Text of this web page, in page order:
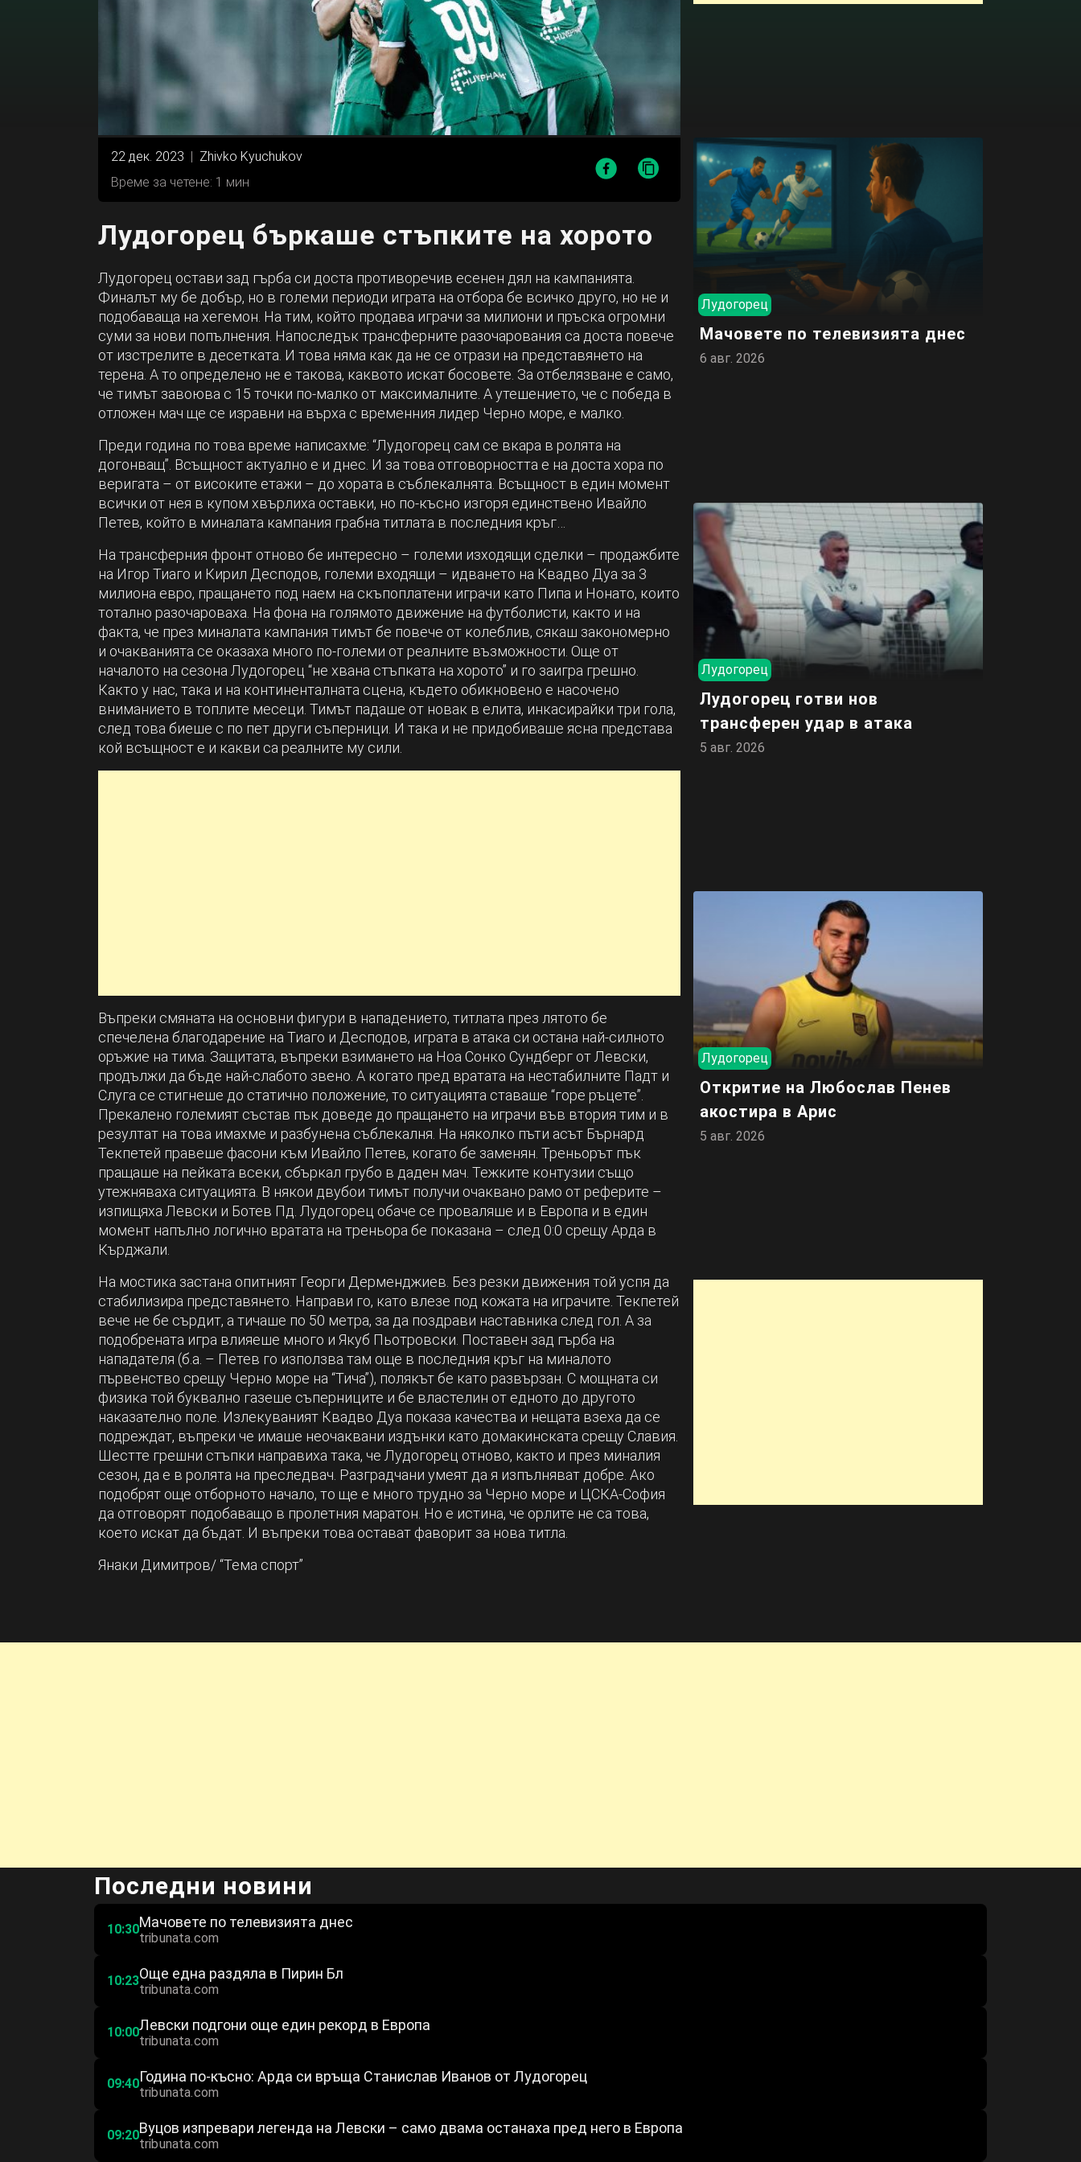
22 дек. 2023 | Zhivko Kyuchukov
Време за четене: 1 мин
Лудогорец бъркаше стъпките на хорото
Лудогорец остави зад гърба си доста противоречив есенен дял на кампанията.
Финалът му бе добър, но в големи периоди играта на отбора бе всичко друго, но не и
подобаваща на хегемон. На тим, който продава играчи за милиони и пръска огромни
суми за нови попълнения. Напоследък трансферните разочарования са доста повече
от изстрелите в десетката. И това няма как да не се отрази на представянето на
терена. А то определено не е такова, каквото искат босовете. За отбелязване е само,
че тимът завоюва с 15 точки по-малко от максималните. А утешението, че с победа в
отложен мач ще се изравни на върха с временния лидер Черно море, е малко.
Преди година по това време написахме: “Лудогорец сам се вкара в ролята на
догонващ”. Всъщност актуално е и днес. И за това отговорността е на доста хора по
веригата – от високите етажи – до хората в съблекалнята. Всъщност в един момент
всички от нея в купом хвърлиха оставки, но по-късно изгоря единствено Ивайло
Петев, който в миналата кампания грабна титлата в последния кръг…
На трансферния фронт отново бе интересно – големи изходящи сделки – продажбите
на Игор Тиаго и Кирил Десподов, големи входящи – идването на Квадво Дуа за 3
милиона евро, пращането под наем на скъпоплатени играчи като Пипа и Нонато, които
тотално разочароваха. На фона на голямото движение на футболисти, както и на
факта, че през миналата кампания тимът бе повече от колеблив, сякаш закономерно
и очакванията се оказаха много по-големи от реалните възможности. Още от
началото на сезона Лудогорец “не хвана стъпката на хорото” и го заигра грешно.
Както у нас, така и на континенталната сцена, където обикновено е насочено
вниманието в топлите месеци. Тимът падаше от новак в елита, инкасирайки три гола,
след това биеше с по пет други съперници. И така и не придобиваше ясна представа
кой всъщност е и какви са реалните му сили.
Въпреки смяната на основни фигури в нападението, титлата през лятото бе
спечелена благодарение на Тиаго и Десподов, играта в атака си остана най-силното
оръжие на тима. Защитата, въпреки взимането на Ноа Сонко Сундберг от Левски,
продължи да бъде най-слабото звено. А когато пред вратата на нестабилните Падт и
Слуга се стигнеше до статично положение, то ситуацията ставаше “горе ръцете”.
Прекалено големият състав пък доведе до пращането на играчи във втория тим и в
резултат на това имахме и разбунена съблекалня. На няколко пъти асът Бърнард
Текпетей правеше фасони към Ивайло Петев, когато бе заменян. Треньорът пък
пращаше на пейката всеки, сбъркал грубо в даден мач. Тежките контузии също
утежняваха ситуацията. В някои двубои тимът получи очаквано рамо от реферите –
изпищяха Левски и Ботев Пд. Лудогорец обаче се проваляше и в Европа и в един
момент напълно логично вратата на треньора бе показана – след 0:0 срещу Арда в
Кърджали.
На мостика застана опитният Георги Дерменджиев. Без резки движения той успя да
стабилизира представянето. Направи го, като влезе под кожата на играчите. Текпетей
вече не бе сърдит, а тичаше по 50 метра, за да поздрави наставника след гол. А за
подобрената игра влияеше много и Якуб Пьотровски. Поставен зад гърба на
нападателя (б.а. – Петев го използва там още в последния кръг на миналото
първенство срещу Черно море на “Тича”), полякът бе като развързан. С мощната си
физика той буквално газеше съперниците и бе властелин от едното до другото
наказателно поле. Излекуваният Квадво Дуа показа качества и нещата взеха да се
подреждат, въпреки че имаше неочаквани издънки като домакинската срещу Славия.
Шестте грешни стъпки направиха така, че Лудогорец отново, както и през миналия
сезон, да е в ролята на преследвач. Разградчани умеят да я изпълняват добре. Ако
подобрят още отборното начало, то ще е много трудно за Черно море и ЦСКА-София
да отговорят подобаващо в пролетния маратон. Но е истина, че орлите не са това,
което искат да бъдат. И въпреки това остават фаворит за нова титла.
Янаки Димитров/ “Тема спорт”
Лудогорец
Мачовете по телевизията днес
6 авг. 2026
Лудогорец
Лудогорец готви нов
трансферен удар в атака
5 авг. 2026
Лудогорец
Откритие на Любослав Пенев
акостира в Арис
5 авг. 2026
Последни новини
10:30Мачовете по телевизията днес
tribunata.com
10:23Още една раздяла в Пирин Бл
tribunata.com
10:00Левски подгони още един рекорд в Европа
tribunata.com
09:40Година по-късно: Арда си връща Станислав Иванов от Лудогорец
tribunata.com
09:20Вуцов изпревари легенда на Левски – само двама останаха пред него в Европа
tribunata.com